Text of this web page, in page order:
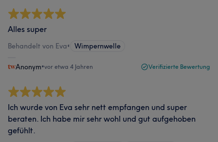
Alles super
Behandelt von Eva• Wimpernwelle
Anonym•vor etwa 4 Jahren Verifizierte Bewertung
Ich wurde von Eva sehr nett empfangen und super
beraten. Ich habe mir sehr wohl und gut aufgehoben
gefühlt.